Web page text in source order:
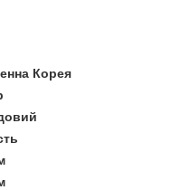
Корея